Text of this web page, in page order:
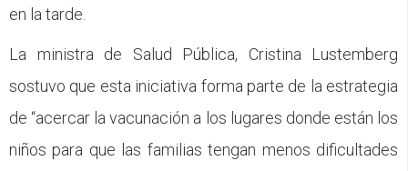
en la tarde.
La ministra de Salud Pública, Cristina Lustemberg
sostuvo que esta iniciativa forma parte de la estrategia
de “acercar la vacunación a los lugares donde están los
niños para que las familias tengan menos dificultades